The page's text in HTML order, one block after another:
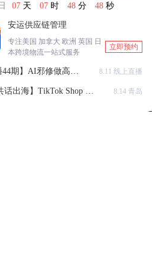
07 天 07 时 48 分 48 秒
安运供应链管理
专注美国 加拿大 欧洲 英国 日
本跨境物流一站式服务
立即预约
44期】AI邪修做高点
8.11 线上直播
话出海】TikTok Shop 全
8.14 青岛